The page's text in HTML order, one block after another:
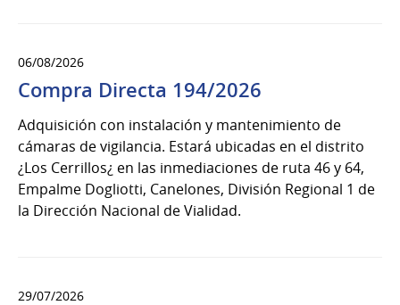
06/08/2026
Compra Directa 194/2026
Adquisición con instalación y mantenimiento de
cámaras de vigilancia. Estará ubicadas en el distrito
¿Los Cerrillos¿ en las inmediaciones de ruta 46 y 64,
Empalme Dogliotti, Canelones, División Regional 1 de
la Dirección Nacional de Vialidad.
29/07/2026